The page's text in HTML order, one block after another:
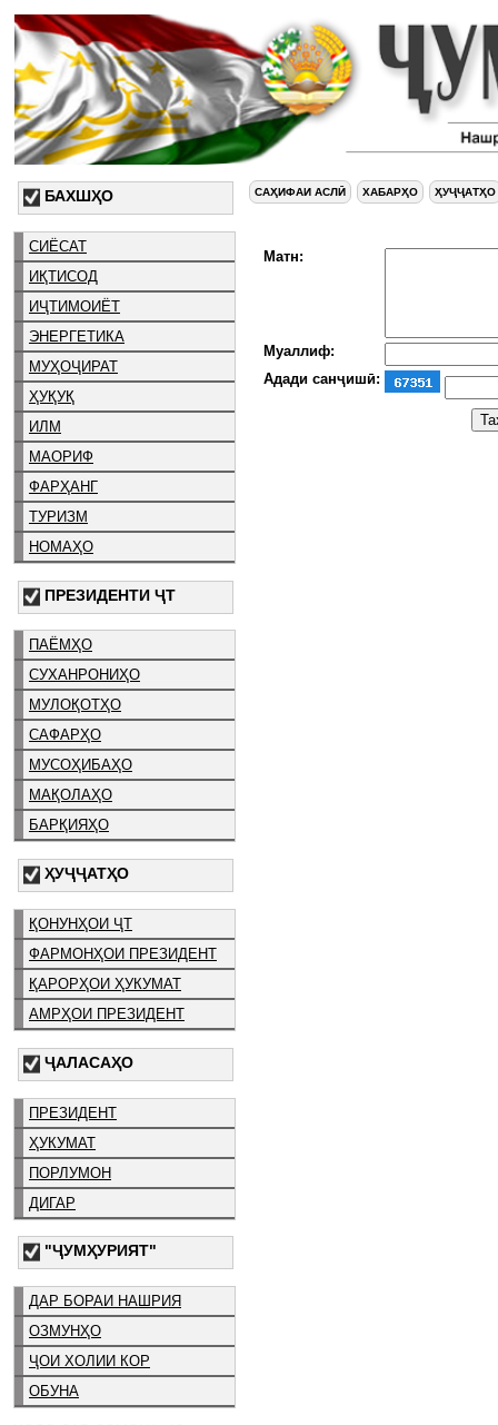
БАХШҲО
СИЁСАТ
ИҚТИСОД
ИҶТИМОИЁТ
ЭНЕРГЕТИКА
МУҲОҶИРАТ
ҲУҚУҚ
ИЛМ
МАОРИФ
ФАРҲАНГ
ТУРИЗМ
НОМАҲО
ПРЕЗИДЕНТИ ҶТ
ПАЁМҲО
СУХАНРОНИҲО
МУЛОҚОТҲО
САФАРҲО
МУСОҲИБАҲО
МАҚОЛАҲО
БАРҚИЯҲО
ҲУҶҶАТҲО
ҚОНУНҲОИ ҶТ
ФАРМОНҲОИ ПРЕЗИДЕНТ
ҚАРОРҲОИ ҲУКУМАТ
АМРҲОИ ПРЕЗИДЕНТ
ҶАЛАСАҲО
ПРЕЗИДЕНТ
ҲУКУМАТ
ПОРЛУМОН
ДИГАР
"ҶУМҲУРИЯТ"
ДАР БОРАИ НАШРИЯ
ОЗМУНҲО
ҶОИ ХОЛИИ КОР
ОБУНА
САҲИФАИ АСЛӢ ХАБАРҲО ҲУҶҶАТҲО
Матн:
Муаллиф:
Адади санҷишӣ: